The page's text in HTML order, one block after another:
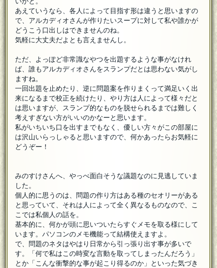
あえていうなら、各人によって目指す形は違うと思いますの
で、アルカディオさんが作りたいスープに対して私や誰かが
どうこう口出しはできませんのね。
気軽に大丈夫だよとも言えませんし。
ただ、よっぽど非常識なやつを出題するような事がなけれ
ば、誰もアルカディオさんをスランプだとは思わない気がし
ますね。
一回出題を止めたり、逆に問題案を作りまくって満足いく出
来になるまで校正を続けたり、やり方は人によって様々だと
は思いますが、スランプ的なものを脱せられるまでは難しく
考えすぎない方がいいのかなーと思います。
私がいちいち口を出すまでもなく、優しい方々がこの部屋に
は沢山いらっしゃると思いますので、何かあったらお気軽に
どうぞー！
みのすけさんへ、やっべ面白そうな議題なのに見逃していま
した。
個人的に思うのは、問題の作り方はある種のセオリーがある
と思っていて、それは人によって全く異なるものなので、こ
こでは私個人の話を。
基本的に、何かが頭に思いついたらすぐメモを取る様にして
います。パソコンのメモ機能って結構使えますよ。
で、問題のネタはやはり日常から引っ張り出す事が多いで
す。「何で私はこの時変な言動を取ってしまったんだろう」
とか「こんな衝撃的な事が起こり得るのか」といった気づき